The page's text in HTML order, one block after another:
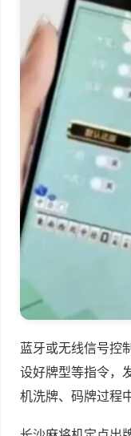
蓝牙或无线信号控
设好牌型等指令，
机洗牌、码牌过程